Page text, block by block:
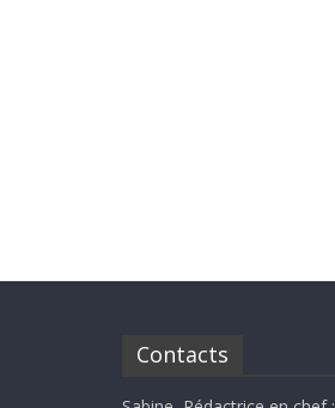
Contacts